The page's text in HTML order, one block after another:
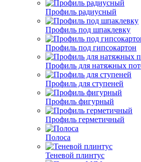
Профиль радиусный
Профиль под шпаклевку
Профиль под гипсокартон
Профиль для натяжных
Профиль для ступеней
Профиль фигурный
Профиль герметичный
Полоса
Теневой плинтус